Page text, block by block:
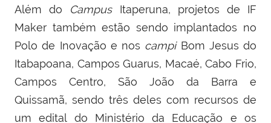
Além do CampusItaperuna, projetos de IF
Maker também estão sendo implantados no
Polo de Inovação e nos campiBom Jesus do
Itabapoana, Campos Guarus, Macaé, Cabo Frio,
Campos Centro, São João da Barra e
Quissamã, sendo três deles com recursos de
um edital do Ministério da Educação e os